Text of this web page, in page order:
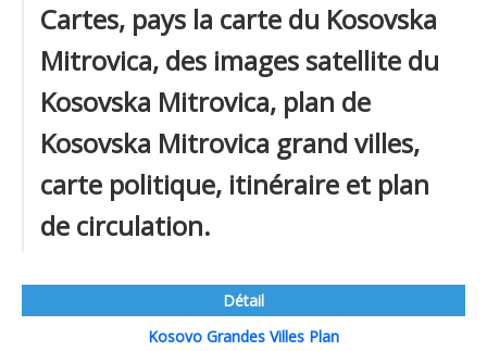
Cartes, pays la carte du Kosovska
Mitrovica, des images satellite du
Kosovska Mitrovica, plan de
Kosovska Mitrovica grand villes,
carte politique, itinéraire et plan
de circulation.
Détail
Kosovo Grandes Villes Plan